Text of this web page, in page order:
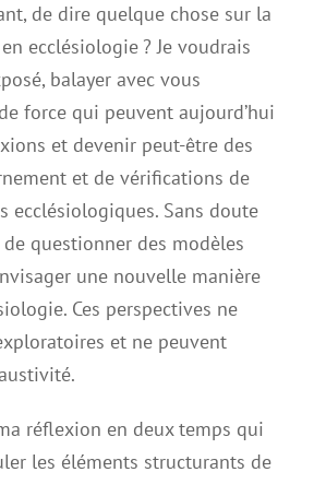
de dire quelque chose sur la
ecclésiologie ? Je voudrais
balayer avec vous
force qui peuvent aujourd’hui
et devenir peut-être des
et de vérifications de
ecclésiologiques. Sans doute
questionner des modèles
une nouvelle manière
Ces perspectives ne
et ne peuvent
réflexion en deux temps qui
les éléments structurants de